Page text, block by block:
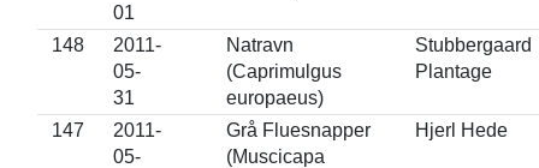
01
148
2011-
05-
31
Natravn
(Caprimulgus
europaeus)
Stubbergaard
Plantage
147
2011-
05-
Grå Fluesnapper
(Muscicapa
Hjerl Hede